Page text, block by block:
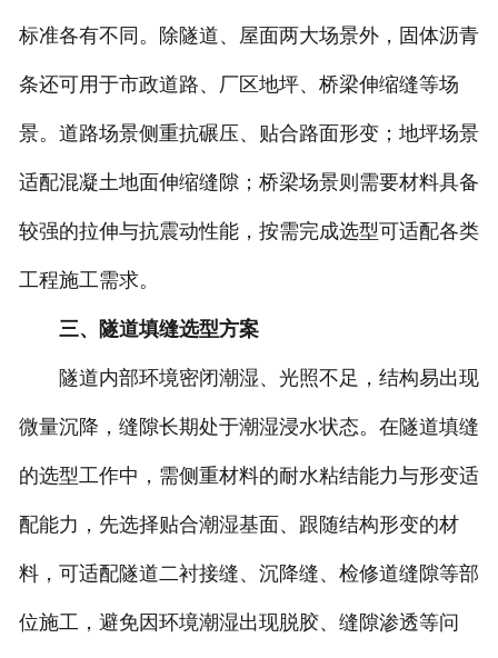
标准各有不同。除隧道、屋面两大场景外，固体沥青
条还可用于市政道路、厂区地坪、桥梁伸缩缝等场
景。道路场景侧重抗碾压、贴合路面形变；地坪场景
适配混凝土地面伸缩缝隙；桥梁场景则需要材料具备
较强的拉伸与抗震动性能，按需完成选型可适配各类
工程施工需求。
三、隧道填缝选型方案
隧道内部环境密闭潮湿、光照不足，结构易出现
微量沉降，缝隙长期处于潮湿浸水状态。在隧道填缝
的选型工作中，需侧重材料的耐水粘结能力与形变适
配能力，先选择贴合潮湿基面、跟随结构形变的材
料，可适配隧道二衬接缝、沉降缝、检修道缝隙等部
位施工，避免因环境潮湿出现脱胶、缝隙渗透等问